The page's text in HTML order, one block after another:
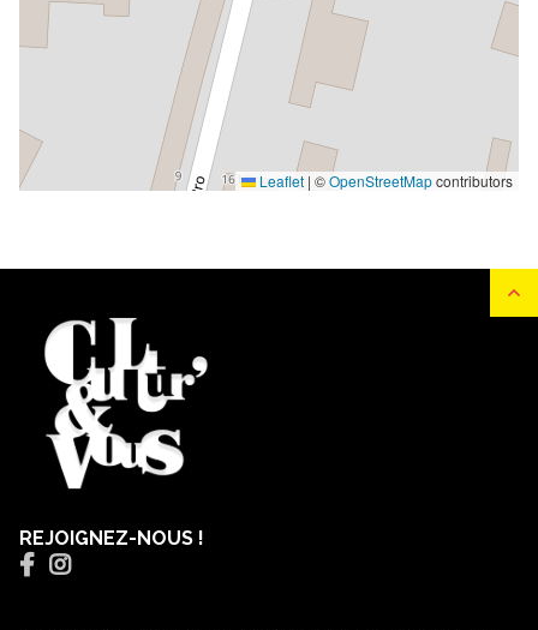
Leaflet | ©OpenStreetMapcontributors
REJOIGNEZ-NOUS !